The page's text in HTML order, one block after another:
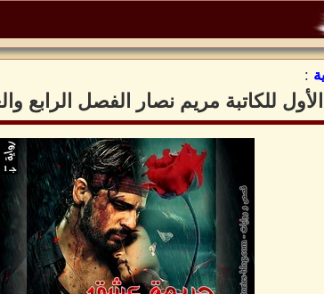
:
للكاتبة مريم نصار الفصل الرابع